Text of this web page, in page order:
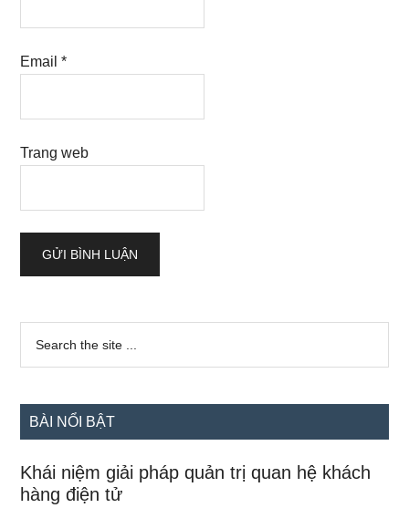
Email*
Trang web
Sidebar
chính
...
BÀI NỔI BẬT
Khái niệm giải pháp quản trị quan hệ khách
hàng điện tử